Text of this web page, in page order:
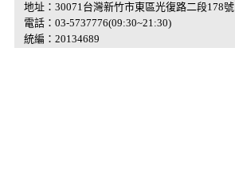
地址：30071台灣新竹市東區光復路二段178號
電話：03-5737776(09:30~21:30)
統編：20134689